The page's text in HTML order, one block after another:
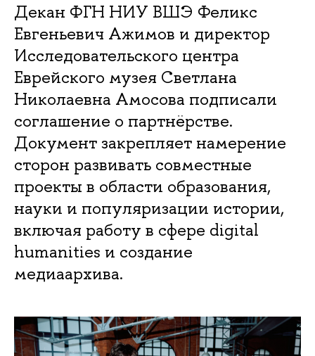
Декан ФГН НИУ ВШЭ Феликс
Евгеньевич Ажимов и директор
Исследовательского центра
Еврейского музея Светлана
Николаевна Амосова подписали
соглашение о партнёрстве.
Документ закрепляет намерение
сторон развивать совместные
проекты в области образования,
науки и популяризации истории,
включая работу в сфере digital
humanities и создание
медиаархива.